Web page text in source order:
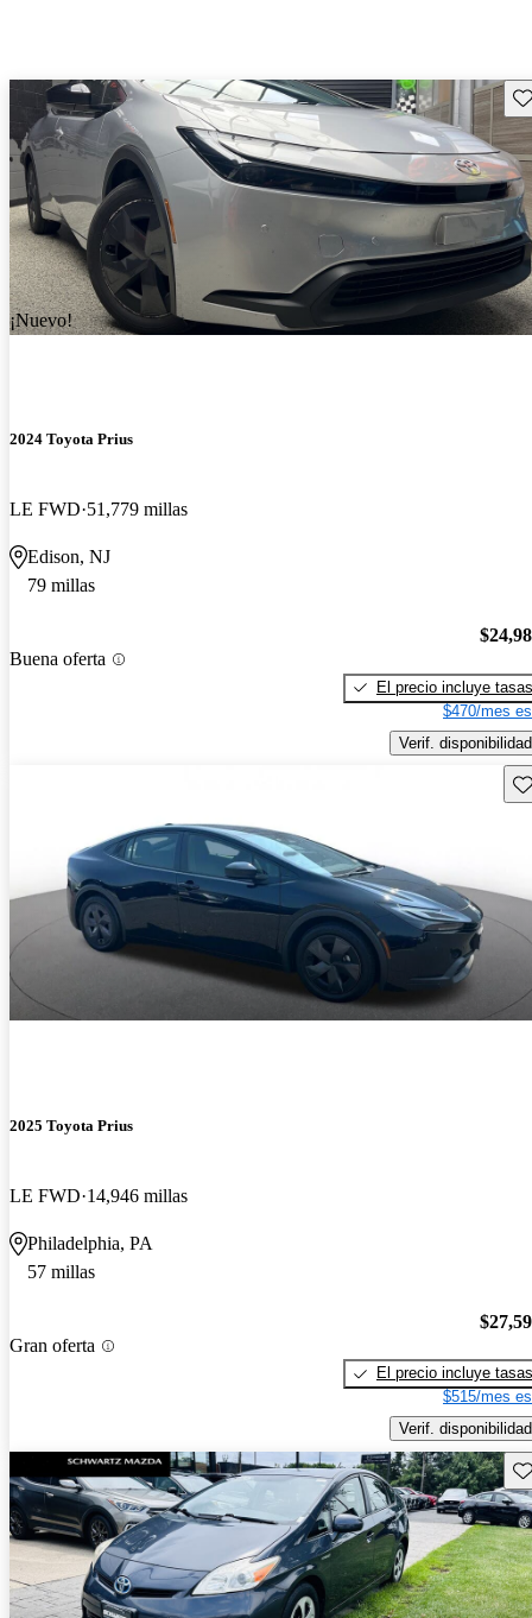
¡Nuevo!
2024 Toyota Prius
LE FWD 51,779 millas
Edison, NJ
79 millas
Buena oferta
El precio incluye tasas
$470/mes
Verif. disponibilidad
2025 Toyota Prius
LE FWD 14,946 millas
Philadelphia, PA
57 millas
Gran oferta
El precio incluye tasas
$515/mes
Verif. disponibilidad